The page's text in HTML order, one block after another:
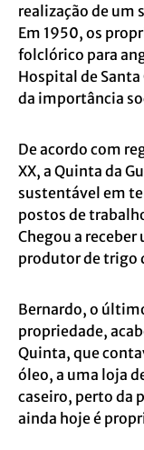
realização de um
Em 1950, os
folclórico para
Hospital de
da importância
De acordo com
XX, a Quinta da
sustentável em
postos de
Chegou a
produtor de trigo
Bernardo, o
propriedade,
Quinta, que
óleo, a uma loja
caseiro, perto da
ainda hoje é